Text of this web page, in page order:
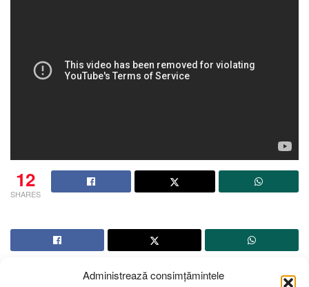
Administrează consimțămintele
12
SHARES